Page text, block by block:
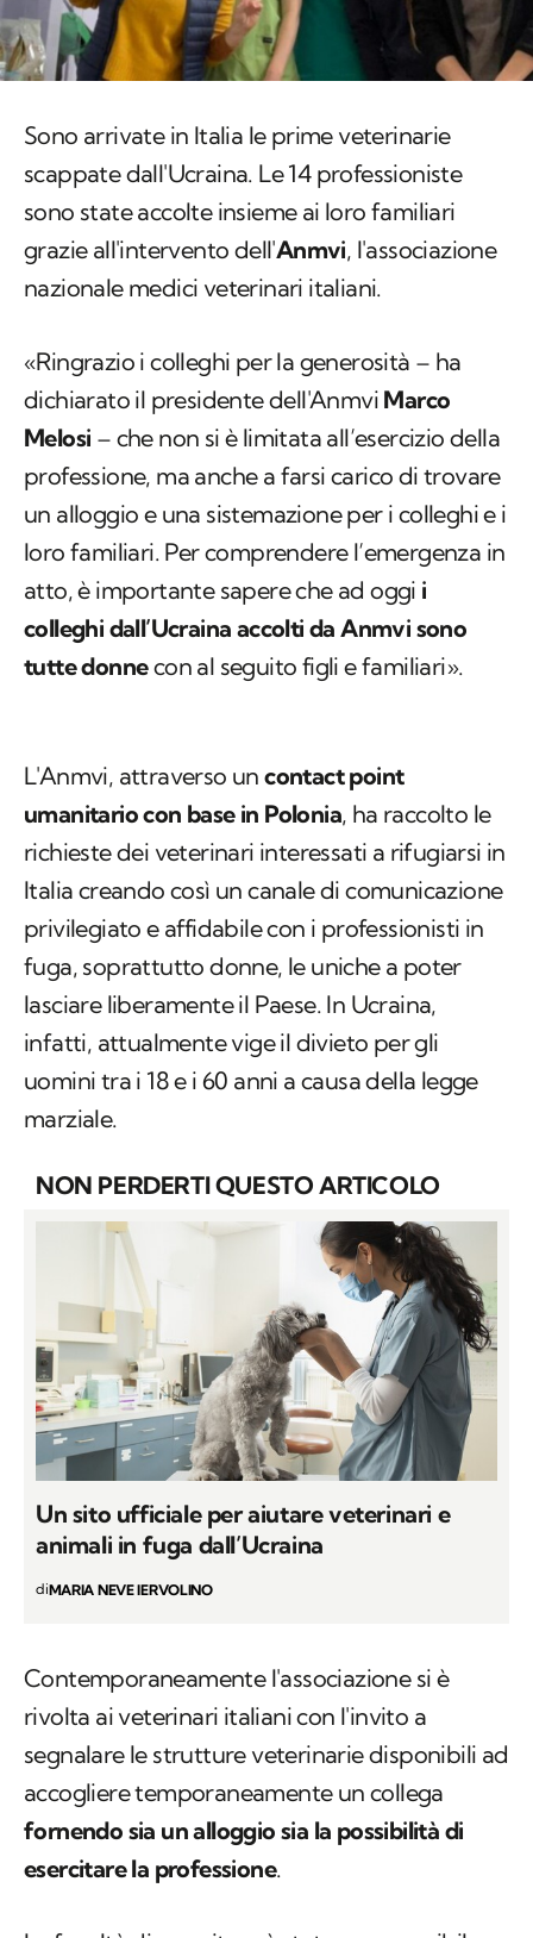
Sono arrivate in Italia le prime veterinarie
scappate dall'Ucraina. Le 14 professioniste
sono state accolte insieme ai loro familiari
grazie all'intervento dell'Anmvi, l'associazione
nazionale medici veterinari italiani.
«Ringrazio i colleghi per la generosità – ha
dichiarato il presidente dell'Anmvi Marco
Melosi – che non si è limitata all’esercizio della
professione, ma anche a farsi carico di trovare
un alloggio e una sistemazione per i colleghi e i
loro familiari. Per comprendere l’emergenza in
atto, è importante sapere che ad oggi i
colleghi dall’Ucraina accolti da Anmvi sono
tutte donnecon al seguito figli e familiari».
L'Anmvi, attraverso uncontact point
umanitario con base in Polonia, ha raccolto le
richieste dei veterinari interessati a rifugiarsi in
Italia creando così un canale di comunicazione
privilegiato e affidabile con i professionisti in
fuga, soprattutto donne, le uniche a poter
lasciare liberamente il Paese. In Ucraina,
infatti, attualmente vige il divieto per gli
uomini tra i 18 e i 60 anni a causa della legge
marziale.
NON PERDERTI QUESTO ARTICOLO
Un sito ufficiale per aiutare veterinari e
animali in fuga dall’Ucraina
diMARIA NEVE IERVOLINO
Contemporaneamente l'associazione si è
rivolta ai veterinari italiani con l'invito a
segnalare le strutture veterinarie disponibili ad
accogliere temporaneamente un collega
fornendo sia un alloggio sia la possibilità di
esercitare la professione.